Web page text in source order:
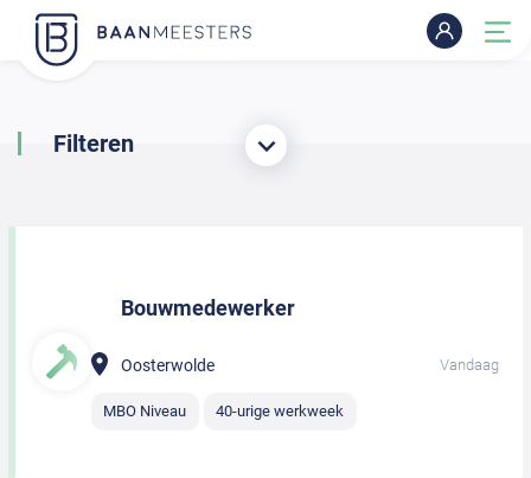
Filteren
Bouwmedewerker
Oosterwolde Vandaag
MBO Niveau 40-urige werkweek